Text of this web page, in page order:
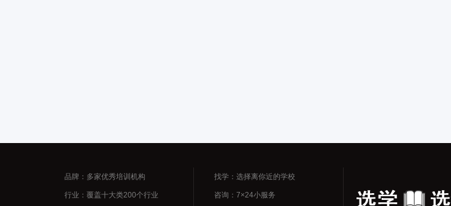
品牌：多家优秀培训机构
行业：覆盖十大类200个行业
找学：选择离你近的学校
咨询：7×24小服务